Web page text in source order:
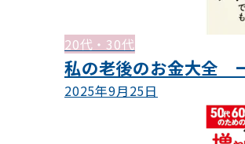
20代・30代
私の老後のお金大全
2025年9月25日